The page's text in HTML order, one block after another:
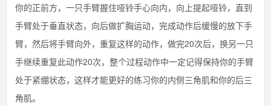
你的正前方，一只手臂握住哑铃手心向内，向上提起哑铃，直到
手臂处于垂直状态，向后做扩胸运动，完成动作后缓慢的放下手
臂，然后将手臂向外，重复这样的动作，做完20次后，换另一只
手继续重复此动作20次，整个过程动作中一定记得保持你的手臂
处于紧绷状态，这样才能更好的练习你的内侧三角肌和你的后三
角肌。